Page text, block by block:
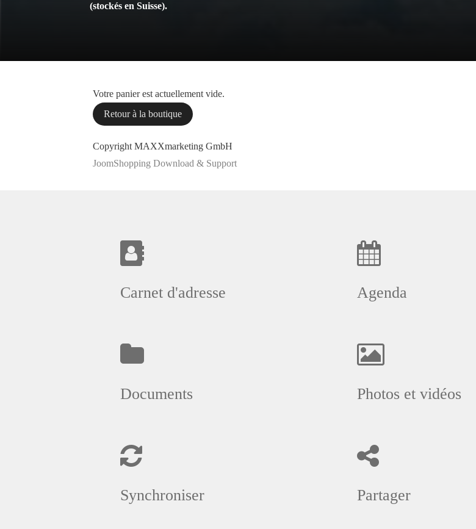
(stockés en Suisse).
Votre panier est actuellement vide.
Retour à la boutique
Copyright MAXXmarketing GmbH
JoomShopping Download & Support
Carnet d'adresse Agenda
Documents Photos et vidéos
Synchroniser Partager